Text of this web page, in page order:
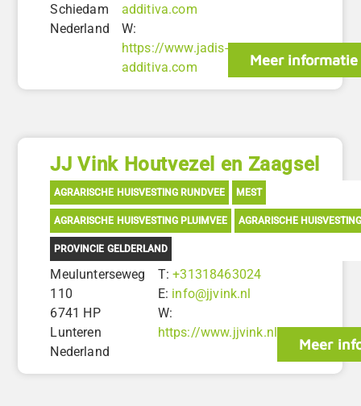
Schiedam
Nederland
additiva.com
W:
https://www.jadis-
additiva.com
Meer informatie
JJ Vink Houtvezel en Zaagsel
AGRARISCHE HUISVESTING RUNDVEE MEST
AGRARISCHE HUISVESTING PLUIMVEE AGRARISCHE
PROVINCIE GELDERLAND
Meulunterseweg
110
6741 HP
Lunteren
Nederland
T:+31318463024
E: info@jjvink.nl
W:
https://www.jjvink.nl
Meer